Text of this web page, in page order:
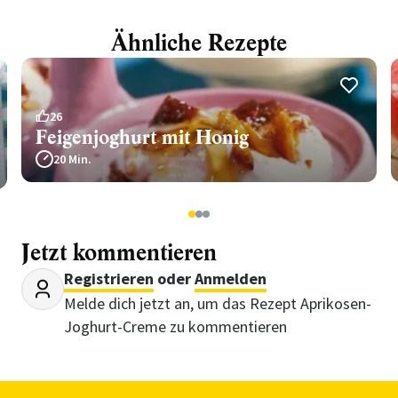
Ähnliche Rezepte
26
Feigenjoghurt mit Honig
20 Min.
123
Jetzt kommentieren
Registrieren oderAnmelden
Melde dich jetzt an, um das Rezept Aprikosen-
Joghurt-Creme zu kommentieren